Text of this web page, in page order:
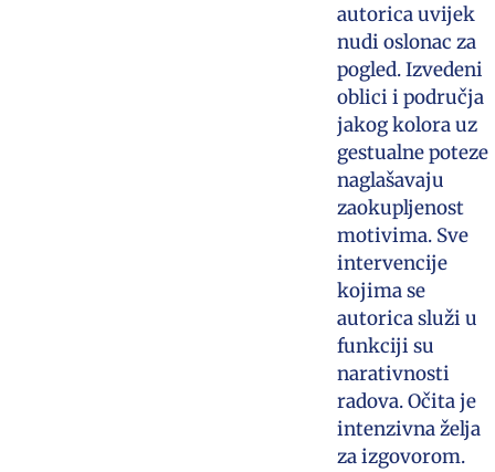
autorica uvijek
nudi oslonac za
pogled. Izvedeni
oblici i područja
jakog kolora uz
gestualne poteze
naglašavaju
zaokupljenost
motivima. Sve
intervencije
kojima se
autorica služi u
funkciji su
narativnosti
radova. Očita je
intenzivna želja
za izgovorom.